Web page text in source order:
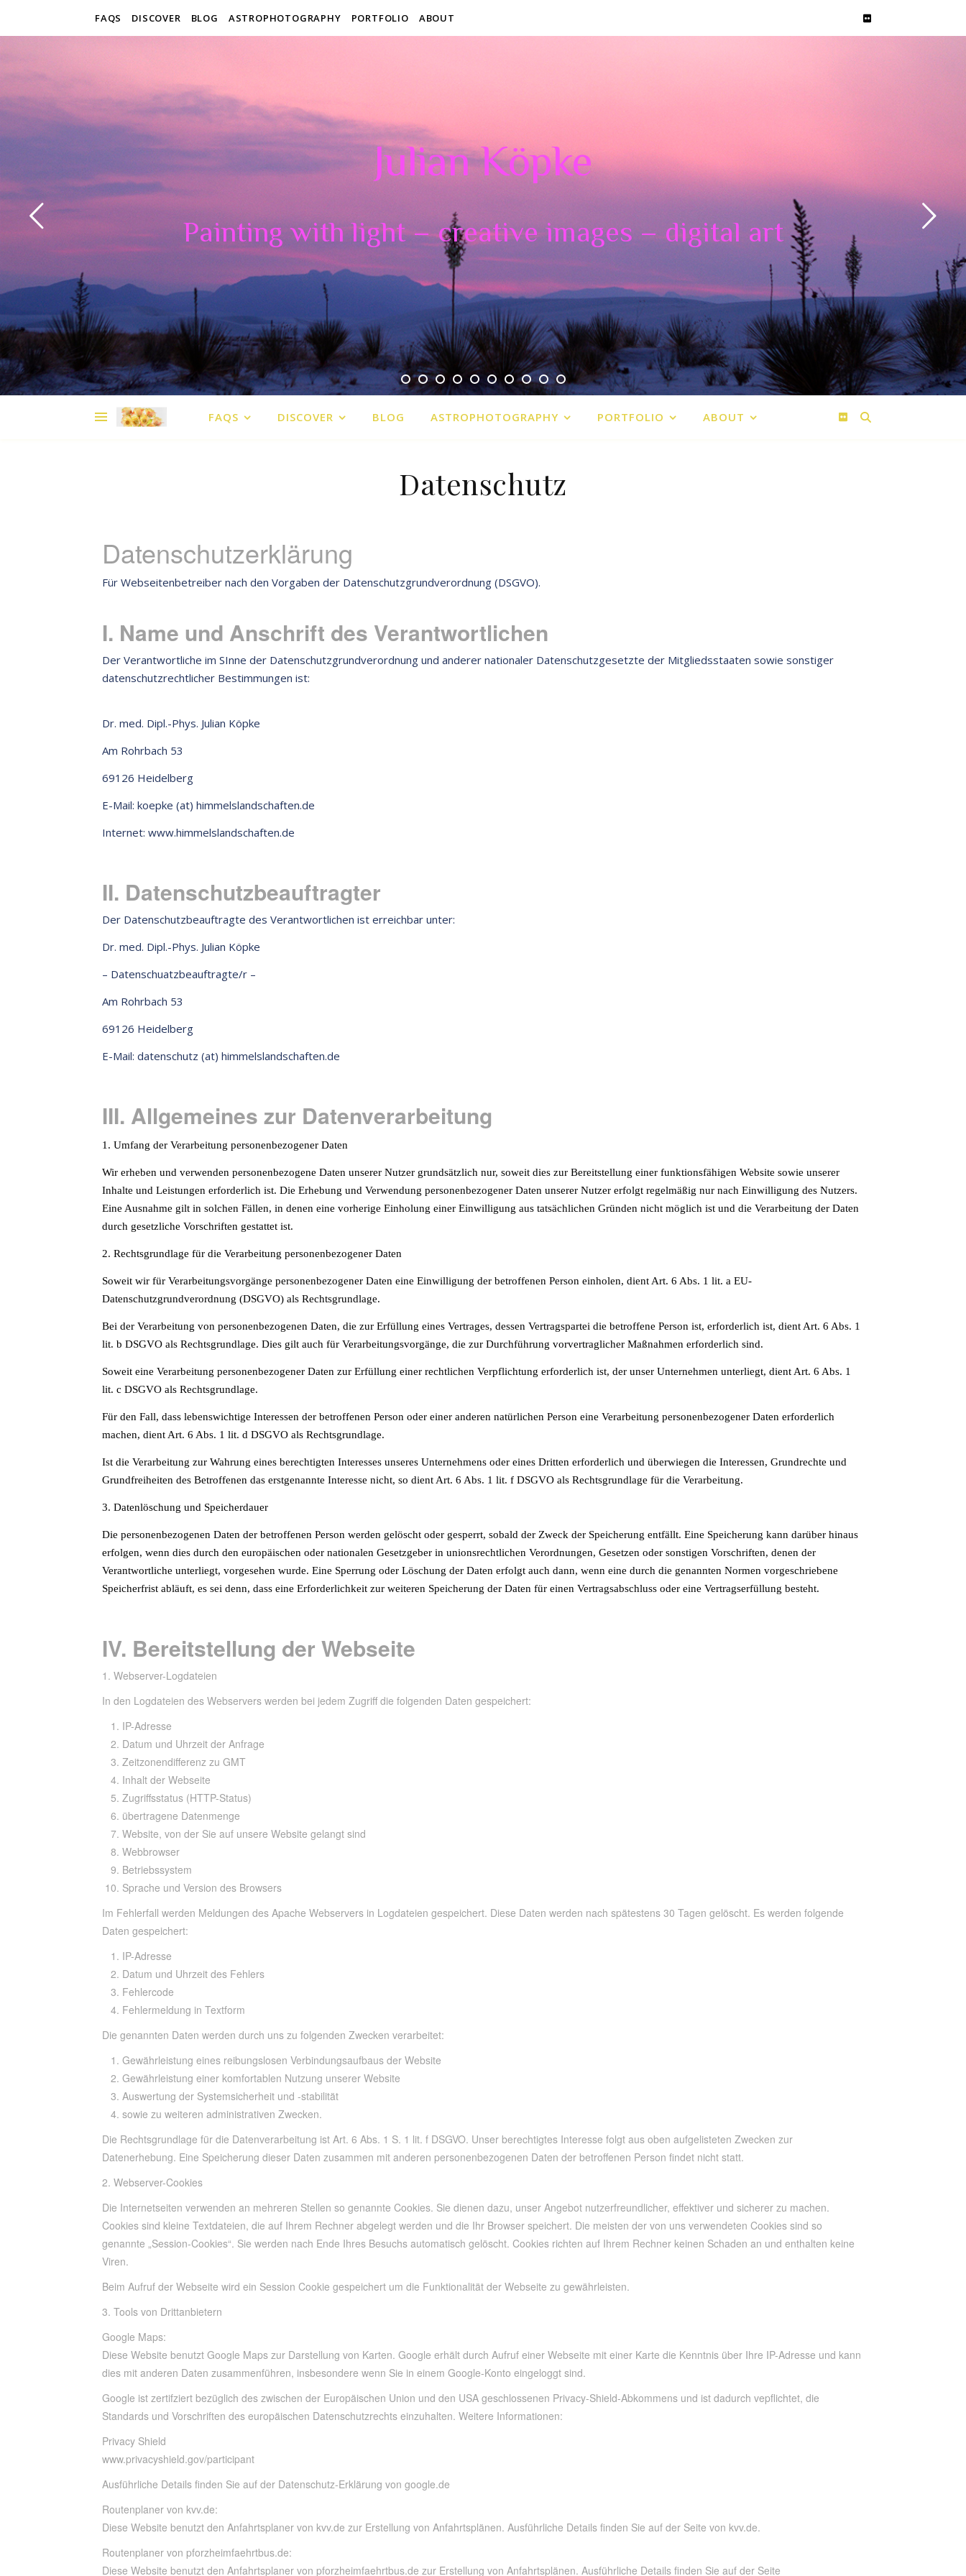
FAQS DISCOVER BLOG ASTROPHOTOGRAPHY PORTFOLIO ABOUT
Julian Köpke
Painting with light – creative images – digital art
FAQS DISCOVER BLOG ASTROPHOTOGRAPHY PORTFOLIO ABOUT
Datenschutz
Datenschutzerklärung
Für Webseitenbetreiber nach den Vorgaben der Datenschutzgrundverordnung (DSGVO).
I. Name und Anschrift des Verantwortlichen
Der Verantwortliche im SInne der Datenschutzgrundverordnung und anderer nationaler Datenschutzgesetzte der Mitgliedsstaaten sowie sonstiger
datenschutzrechtlicher Bestimmungen ist:
Dr. med. Dipl.-Phys. Julian Köpke
Am Rohrbach 53
69126 Heidelberg
E-Mail: koepke (at) himmelslandschaften.de
Internet: www.himmelslandschaften.de
II. Datenschutzbeauftragter
Der Datenschutzbeauftragte des Verantwortlichen ist erreichbar unter:
Dr. med. Dipl.-Phys. Julian Köpke
– Datenschuatzbeauftragte/r –
Am Rohrbach 53
69126 Heidelberg
E-Mail: datenschutz (at) himmelslandschaften.de
III. Allgemeines zur Datenverarbeitung
1. Umfang der Verarbeitung personenbezogener Daten
Wir erheben und verwenden personenbezogene Daten unserer Nutzer grundsätzlich nur, soweit dies zur Bereitstellung einer funktionsfähigen Website sowie unserer
Inhalte und Leistungen erforderlich ist. Die Erhebung und Verwendung personenbezogener Daten unserer Nutzer erfolgt regelmäßig nur nach Einwilligung des Nutzers.
Eine Ausnahme gilt in solchen Fällen, in denen eine vorherige Einholung einer Einwilligung aus tatsächlichen Gründen nicht möglich ist und die Verarbeitung der Daten
durch gesetzliche Vorschriften gestattet ist.
2. Rechtsgrundlage für die Verarbeitung personenbezogener Daten
Soweit wir für Verarbeitungsvorgänge personenbezogener Daten eine Einwilligung der betroffenen Person einholen, dient Art. 6 Abs. 1 lit. a EU-
Datenschutzgrundverordnung (DSGVO) als Rechtsgrundlage.
Bei der Verarbeitung von personenbezogenen Daten, die zur Erfüllung eines Vertrages, dessen Vertragspartei die betroffene Person ist, erforderlich ist, dient Art. 6 Abs. 1
lit. b DSGVO als Rechtsgrundlage. Dies gilt auch für Verarbeitungsvorgänge, die zur Durchführung vorvertraglicher Maßnahmen erforderlich sind.
Soweit eine Verarbeitung personenbezogener Daten zur Erfüllung einer rechtlichen Verpflichtung erforderlich ist, der unser Unternehmen unterliegt, dient Art. 6 Abs. 1
lit. c DSGVO als Rechtsgrundlage.
Für den Fall, dass lebenswichtige Interessen der betroffenen Person oder einer anderen natürlichen Person eine Verarbeitung personenbezogener Daten erforderlich
machen, dient Art. 6 Abs. 1 lit. d DSGVO als Rechtsgrundlage.
Ist die Verarbeitung zur Wahrung eines berechtigten Interesses unseres Unternehmens oder eines Dritten erforderlich und überwiegen die Interessen, Grundrechte und
Grundfreiheiten des Betroffenen das erstgenannte Interesse nicht, so dient Art. 6 Abs. 1 lit. f DSGVO als Rechtsgrundlage für die Verarbeitung.
3. Datenlöschung und Speicherdauer
Die personenbezogenen Daten der betroffenen Person werden gelöscht oder gesperrt, sobald der Zweck der Speicherung entfällt. Eine Speicherung kann darüber hinaus
erfolgen, wenn dies durch den europäischen oder nationalen Gesetzgeber in unionsrechtlichen Verordnungen, Gesetzen oder sonstigen Vorschriften, denen der
Verantwortliche unterliegt, vorgesehen wurde. Eine Sperrung oder Löschung der Daten erfolgt auch dann, wenn eine durch die genannten Normen vorgeschriebene
Speicherfrist abläuft, es sei denn, dass eine Erforderlichkeit zur weiteren Speicherung der Daten für einen Vertragsabschluss oder eine Vertragserfüllung besteht.
IV. Bereitstellung der Webseite
1. Webserver-Logdateien
In den Logdateien des Webservers werden bei jedem Zugriff die folgenden Daten gespeichert:
IP-Adresse
Datum und Uhrzeit der Anfrage
Zeitzonendifferenz zu GMT
Inhalt der Webseite
Zugriffsstatus (HTTP-Status)
übertragene Datenmenge
Website, von der Sie auf unsere Website gelangt sind
Webbrowser
Betriebssystem
Sprache und Version des Browsers
Im Fehlerfall werden Meldungen des Apache Webservers in Logdateien gespeichert. Diese Daten werden nach spätestens 30 Tagen gelöscht. Es werden folgende
Daten gespeichert:
IP-Adresse
Datum und Uhrzeit des Fehlers
Fehlercode
Fehlermeldung in Textform
Die genannten Daten werden durch uns zu folgenden Zwecken verarbeitet:
Gewährleistung eines reibungslosen Verbindungsaufbaus der Website
Gewährleistung einer komfortablen Nutzung unserer Website
Auswertung der Systemsicherheit und -stabilität
sowie zu weiteren administrativen Zwecken.
Die Rechtsgrundlage für die Datenverarbeitung ist Art. 6 Abs. 1 S. 1 lit. f DSGVO. Unser berechtigtes Interesse folgt aus oben aufgelisteten Zwecken zur
Datenerhebung. Eine Speicherung dieser Daten zusammen mit anderen personenbezogenen Daten der betroffenen Person findet nicht statt.
2. Webserver-Cookies
Die Internetseiten verwenden an mehreren Stellen so genannte Cookies. Sie dienen dazu, unser Angebot nutzerfreundlicher, effektiver und sicherer zu machen.
Cookies sind kleine Textdateien, die auf Ihrem Rechner abgelegt werden und die Ihr Browser speichert. Die meisten der von uns verwendeten Cookies sind so
genannte „Session-Cookies“. Sie werden nach Ende Ihres Besuchs automatisch gelöscht. Cookies richten auf Ihrem Rechner keinen Schaden an und enthalten keine
Viren.
Beim Aufruf der Webseite wird ein Session Cookie gespeichert um die Funktionalität der Webseite zu gewährleisten.
3. Tools von Drittanbietern
Google Maps:
Diese Website benutzt Google Maps zur Darstellung von Karten. Google erhält durch Aufruf einer Webseite mit einer Karte die Kenntnis über Ihre IP-Adresse und kann
dies mit anderen Daten zusammenführen, insbesondere wenn Sie in einem Google-Konto eingeloggt sind.
Google ist zertifziert bezüglich des zwischen der Europäischen Union und den USA geschlossenen Privacy-Shield-Abkommens und ist dadurch vepflichtet, die
Standards und Vorschriften des europäischen Datenschutzrechts einzuhalten. Weitere Informationen:
Privacy Shield
www.privacyshield.gov/participant
Ausführliche Details finden Sie auf der Datenschutz-Erklärung von google.de
Routenplaner von kvv.de:
Diese Website benutzt den Anfahrtsplaner von kvv.de zur Er­stellung von Anfahrts­plänen. Ausführ­liche Details finden Sie auf der Seite von kvv.de.
Routenplaner von pforzheimfaehrtbus.de:
Diese Website benutzt den Anfahrts­planer von pforzheimfaehrtbus.de zur Er­stellung von Anfahrts­plänen. Aus­­führ­liche Details finden Sie auf der Seite